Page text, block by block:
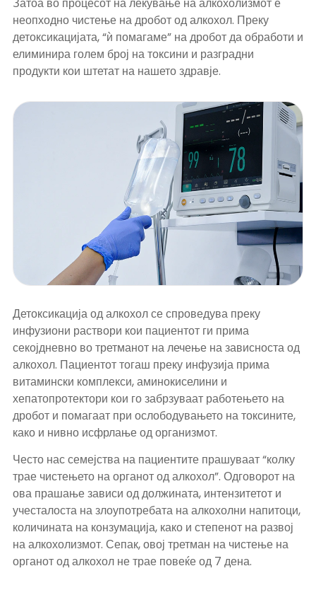
Затоа во процесот на лекување на алкохолизмот е
неопходно чистење на дробот од алкохол. Преку
детоксикацијата, “ѝ помагаме” на дробот да обработи и
елиминира голем број на токсини и разградни
продукти кои штетат на нашето здравје.
Детоксикација од алкохол се спроведува преку
инфузиони раствори кои пациентот ги прима
секојдневно во третманот на лечење на зависноста од
алкохол. Пациентот тогаш преку инфузија прима
витамински комплекси, аминокиселини и
хепатопротектори кои го забрзуваат работењето на
дробот и помагаат при ослободувањето на токсините,
како и нивно исфрлање од организмот.
Често нас семејства на пациентите прашуваат “колку
трае чистењето на органот од алкохол”. Одговорот на
ова прашање зависи од должината, интензитетот и
учесталоста на злоупотребата на алкохолни напитоци,
количината на конзумација, како и степенот на развој
на алкохолизмот. Сепак, овој третман на чистење на
органот од алкохол не трае повеќе од 7 дена.